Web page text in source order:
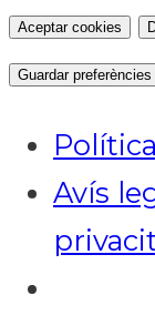
Aceptar cookies
Guardar preferències
Avís